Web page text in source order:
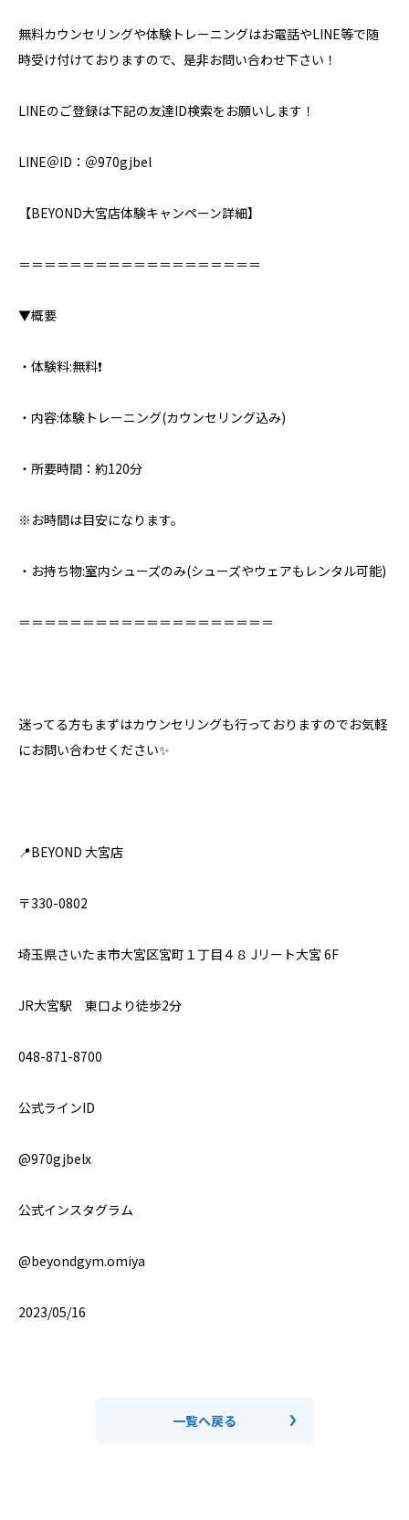
無料カウンセリングや体験トレーニングはお電話やLINE等で随
時受け付けておりますので、是非お問い合わせ下さい！
LINEのご登録は下記の友達ID検索をお願いします！
LINE＠ID：＠970gjbel
【BEYOND大宮店体験キャンペーン詳細】⁣
＝＝＝＝＝＝＝＝＝＝＝＝＝＝＝＝＝＝＝⁣
▼概要⁣
・体験料:無料❗️
・内容:体験トレーニング(カウンセリング込み)
・所要時間：約120分
※お時間は目安になります。
・お持ち物:室内シューズのみ⁣(シューズやウェアもレンタル可能)
＝＝＝＝＝＝＝＝＝＝＝＝＝＝＝＝＝＝＝＝⁣
迷ってる方もまずはカウンセリングも行っておりますのでお気軽
にお問い合わせください✨⁣
📍BEYOND 大宮店
〒330-0802
埼玉県さいたま市大宮区宮町１丁目４８ Jリート大宮 6F
JR大宮駅 東口より徒歩2分
048-871-8700
公式ラインID
@970gjbelx
公式インスタグラム
@beyondgym.omiya
2023/05/16
一覧へ戻る